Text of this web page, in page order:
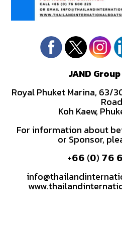
JAND
Royal Phuket Marina, 63/
Koh Kaew,
For information about
or Sponsor,
+𝟲𝟲 (𝟬) 𝟳𝟲